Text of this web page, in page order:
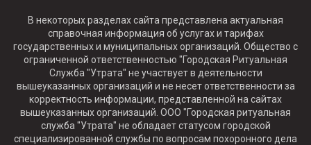
В некоторых разделах сайта представлена актуальная
справочная информация об услугах и тарифах
государственных и муниципальных организаций. Общество с
ограниченной ответственностью "Городская Ритуальная
Служба "Утрата" не участвует в деятельности
вышеуказанных организаций и не несет ответственности за
корректность информации, представленной на сайтах
вышеуказанных организаций. ООО "Городская ритуальная
служба "Утрата" не обладает статусом городской
специализированной службы по вопросам похоронного дела